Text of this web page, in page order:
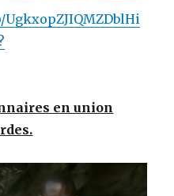
en union